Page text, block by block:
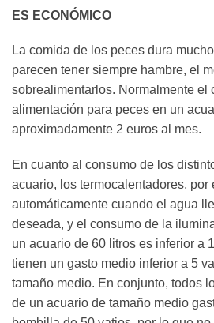
ES ECONÓMICO
La comida de los peces dura
parecen tener siempre hambre, el
sobrealimentarlos. Normalmente el
alimentación para peces en un
aproximadamente 2 euros al mes.
En cuanto al consumo de los
acuario, los termocalentadores, por
automáticamente cuando el agua
deseada, y el consumo de la
un acuario de 60 litros es inferior a
tienen un gasto medio inferior a 5
tamaño medio. En conjunto, todos
de un acuario de tamaño medio